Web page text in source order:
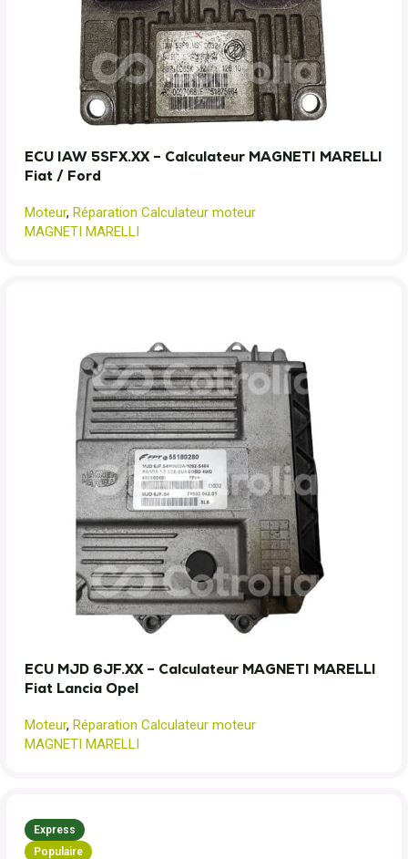
ECU IAW 5SFX.XX – Calculateur MAGNETI MARELLI
Fiat / Ford
Moteur, Réparation Calculateur moteur
MAGNETI MARELLI
ECU MJD 6JF.XX – Calculateur MAGNETI MARELLI
Fiat Lancia Opel
Moteur, Réparation Calculateur moteur
MAGNETI MARELLI
Express
Populaire